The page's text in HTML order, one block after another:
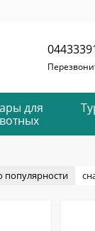
для
популярности